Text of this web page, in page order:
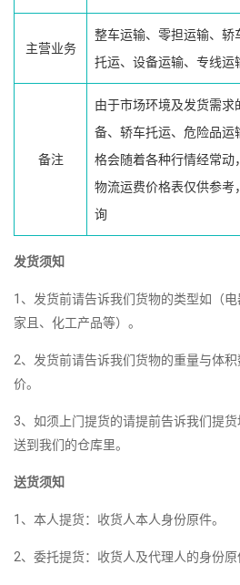
主营业务
整车运输、零担运输、
托运、设备运输、专线运
备注
由于市场环境及发货需
备、轿车托运、危险品
格会随着各种行情经常动
物流运费价格表仅供参考
询
发货须知
1、发货前请告诉我们货物的类型如（电
家且、化工产品等）。
2、发货前请告诉我们货物的重量与体
价。
3、如须上门提货的请提前告诉我们提
送到我们的仓库里。
送货须知
1、本人提货：收货人本人身份原件。
2、委托提货：收货人及代理人的身份原